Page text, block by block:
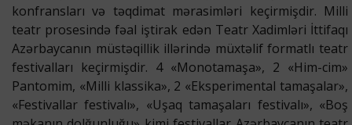
konfransları və təqdimat mərasimləri keçirmişdir. Milli
teatr prosesində fəal iştirak edən Teatr Xadimləri İttifaqı
Azərbaycanın müstəqillik illərində müxtəlif formatlı teatr
festivalları keçirmişdir. 4 «Monotamaşa», 2 «Him-cim»
Pantomim, «Milli klassika», 2 «Eksperimental tamaşalar»,
«Festivallar festivalı», «Uşaq tamaşaları festivalı», «Boş